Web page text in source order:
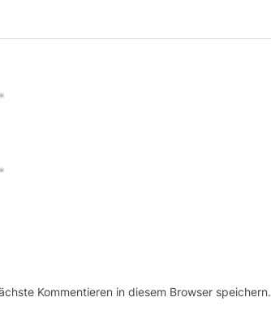
*
*
Kommentieren in diesem Browser speichern.